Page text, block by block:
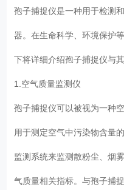
孢子捕捉仪是一种用于检测
器。在生命科学、环境保护
下将详细介绍孢子捕捉仪与
1.空气质量监测仪
孢子捕捉仪可以被视为一种
用于测定空气中污染物含量
监测系统来监测散粉尘、烟
气质量相关指标。与孢子捕